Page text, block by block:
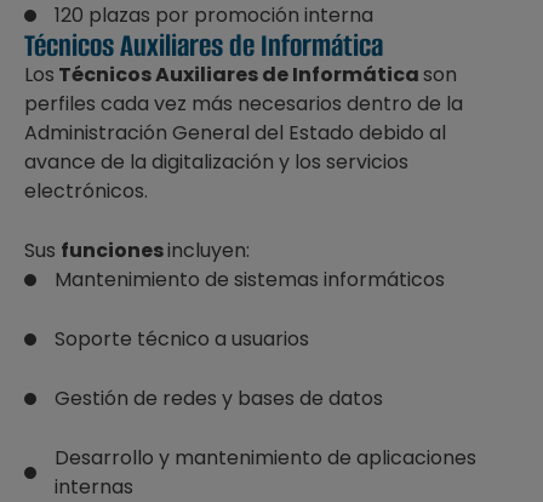
120 plazas por promoción interna
Técnicos Auxiliares de Informática
Los Técnicos Auxiliares de Informáticason
perfiles cada vez más necesarios dentro de la
Administración General del Estado debido al
avance de la digitalización y los servicios
electrónicos.
Sus funcionesincluyen:
Mantenimiento de sistemas informáticos
Soporte técnico a usuarios
Gestión de redes y bases de datos
Desarrollo y mantenimiento de aplicaciones
internas